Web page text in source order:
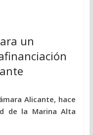
un
Alicante, hace
de la Marina Alta